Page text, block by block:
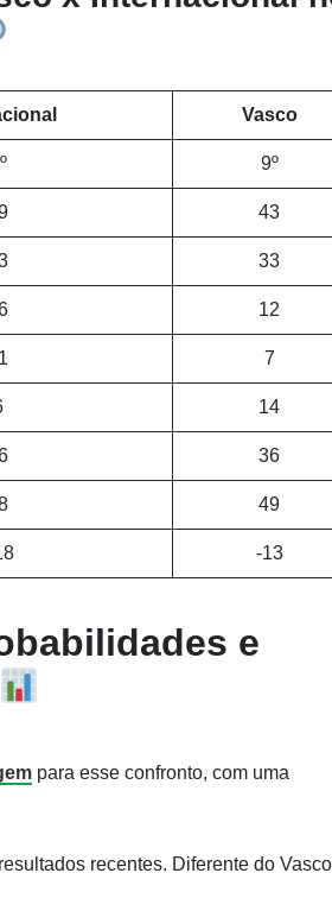
Vasco
9º
43
33
12
7
14
36
49
-13
e
para esse confronto, com uma
recentes. Diferente do